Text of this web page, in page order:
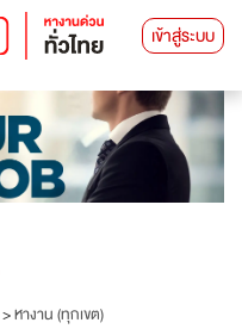
เข้าสู่ระบบ
>หางาน (ทุกเขต)